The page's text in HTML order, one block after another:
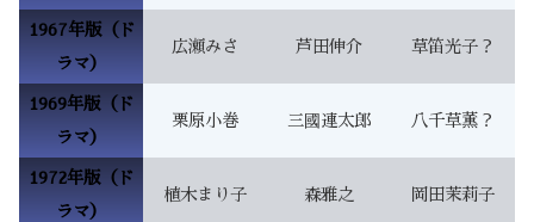
1967年版（ド
ラマ）
広瀬みさ 芦田伸介 草笛光子？
1969年版（ド
ラマ）
栗原小巻 三國連太郎 八千草薫？
1972年版（ド
ラマ）
植木まり子 森雅之 岡田茉莉子